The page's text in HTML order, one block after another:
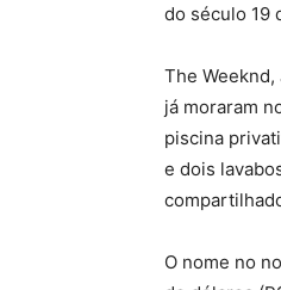
do século 19
The
já moraram
piscina
e dois
O nome no